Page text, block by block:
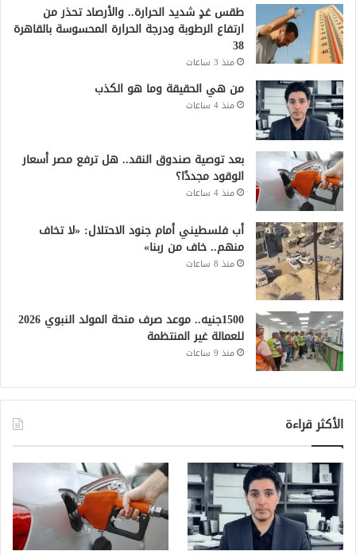
طقس غدٍ شديد الحرارة.. والأرصاد تحذر من
ارتفاع الرطوبة ودرجة الحرارة المحسوسة بالقاهرة
38
منذ 3 ساعات
من هي الحقيقة وما هو الكذب
منذ 4 ساعات
بعد توصية صندوق النقد.. هل ترفع مصر أسعار
الوقود مجددًا؟
منذ 4 ساعات
أب فلسطيني أمام جنود الاحتلال: «لا تخاف
منهم.. خاف من ربنا»
منذ 8 ساعات
1500جنيه.. موعد صرف منحة المولد النبوي 2026
للعمالة غير المنتظمة
منذ 9 ساعات
الأكثر قراءة